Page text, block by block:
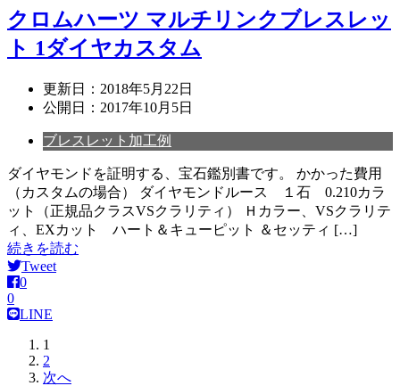
クロムハーツ マルチリンクブレスレッ
ト 1ダイヤカスタム
更新日： 2018年5月22日
公開日： 2017年10月5日
ブレスレット加工例
ダイヤモンドを証明する、宝石鑑別書です。 かかった費用
（カスタムの場合） ダイヤモンドルース １石 0.210カラ
ット（正規品クラスVSクラリティ） Ｈカラー、VSクラリテ
ィ、EXカット ハート＆キューピット ＆セッティ […]
続きを読む
Tweet
0
0
LINE
1
2
次へ